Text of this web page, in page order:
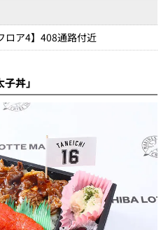
ロア4】408通路付近
丼」